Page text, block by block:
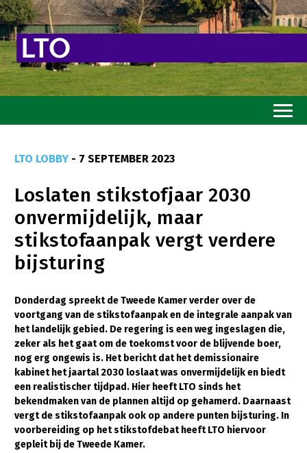
Goed eten
Mooi groen
Sterk ondernemerschap
Transitiepaden
Thema’s
Gezonde planten
Gezonde dieren
Natuur, klimaat en energie
Bodem en water
Platteland en omgeving
LTO LOBBY - 7 SEPTEMBER 2023
Loslaten stikstofjaar 2030
onvermijdelijk, maar
stikstofaanpak vergt verdere
bijsturing
Donderdag spreekt de Tweede Kamer verder over de
voortgang van de stikstofaanpak en de integrale aanpak van
het landelijk gebied. De regering is een weg ingeslagen die,
zeker als het gaat om de toekomst voor de blijvende boer,
nog erg ongewis is. Het bericht dat het demissionaire
kabinet het jaartal 2030 loslaat was onvermijdelijk en biedt
een realistischer tijdpad. Hier heeft LTO sinds het
bekendmaken van de plannen altijd op gehamerd. Daarnaast
vergt de stikstofaanpak ook op andere punten bijsturing. In
voorbereiding op het stikstofdebat heeft LTO hiervoor
gepleit bij de Tweede Kamer.